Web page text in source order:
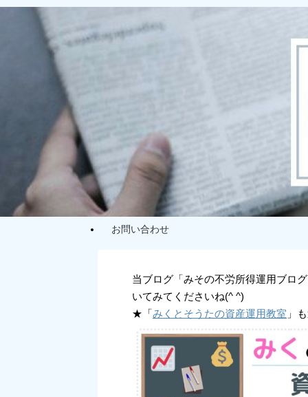
お問い合わせ
当ブログ「みその不労所得運用ブロ
いてみてくださいね(^ ^)
★「 みくとそうたの資産運用教室 」